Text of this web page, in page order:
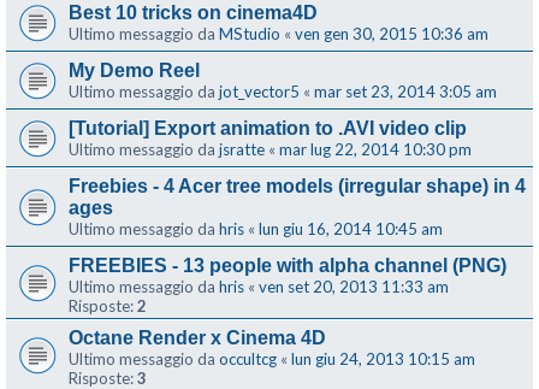
Best 10 tricks on cinema4D
Ultimo messaggio da MStudio « ven gen 30, 2015 10:36 am
My Demo Reel
Ultimo messaggio da jot_vector5 « mar set 23, 2014 3:05 am
[Tutorial] Export animation to .AVI video clip
Ultimo messaggio da jsratte « mar lug 22, 2014 10:30 pm
Freebies - 4 Acer tree models (irregular shape) in 4
ages
Ultimo messaggio da hris « lun giu 16, 2014 10:45 am
FREEBIES - 13 people with alpha channel (PNG)
Ultimo messaggio da hris « ven set 20, 2013 11:33 am
Risposte:2
Octane Render x Cinema 4D
Ultimo messaggio da occultcg « lun giu 24, 2013 10:15 am
Risposte:3